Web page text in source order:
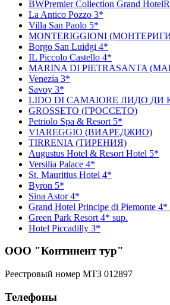
BWPremier Collection Grand
La Antico Pozzo 3*
Villa San Paolo 5*
MONTERIGGIONI
Borgo San Luidgi 4*
IL Piccolo Castello 4*
MARINA DI PIETRASANTA
Venezia 3*
Savoy 3*
LIDO DI CAMAIORE ЛИДО
GROSSETO (ГРОССЕТО)
Petriolo Spa & Resort 5*
VIAREGGIO (ВИАРЕДЖИО)
TIRRENIA (ТИРЕНИЯ)
Augustus Hotel & Resort Hotel 5*
Versilia Palace 4*
St. Mauritius Hotel 4*
Byron 5*
Sina Astor 4*
Grand Hotel Principe di Piemonte 4*
Green Park Resort 4* sup.
Hotel Piccadilly 3*
ООО "Континент тур"
Реестровый номер МТЗ 012897
Телефоны